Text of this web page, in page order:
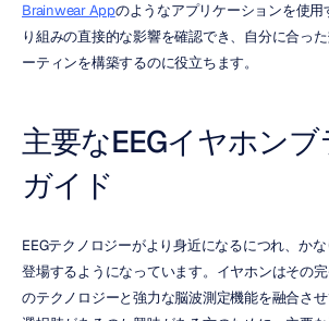
Brainwear Appのようなアプリケーションを使
り組みの直接的な影響を確認でき、自分に合っ
ーティンを構築するのに役立ちます。
主要なEEGイヤホン
ガイド
EEGテクノロジーがより身近になるにつれ、か
登場するようになっています。イヤホンはその
のテクノロジーと強力な脳波測定機能を融合さ